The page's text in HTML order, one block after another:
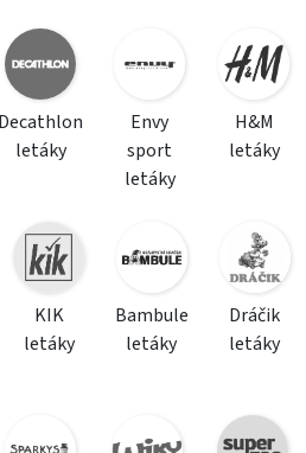
Decathlon
letáky
Envy
sport
letáky
H&M
letáky
KIK
letáky
Bambule
letáky
Dráčik
letáky